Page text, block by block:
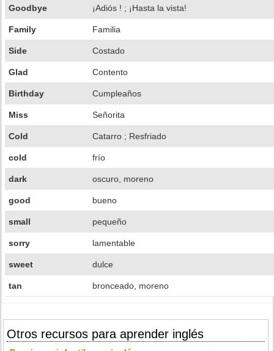
Goodbye ¡Adiós ! ; ¡Hasta la vista!
Family Familia
Side Costado
Glad Contento
Birthday Cumpleaños
Miss Señorita
Cold Catarro ; Resfriado
cold frío
dark oscuro, moreno
good bueno
small pequeño
sorry lamentable
sweet dulce
tan bronceado, moreno
Otros recursos para aprender inglés